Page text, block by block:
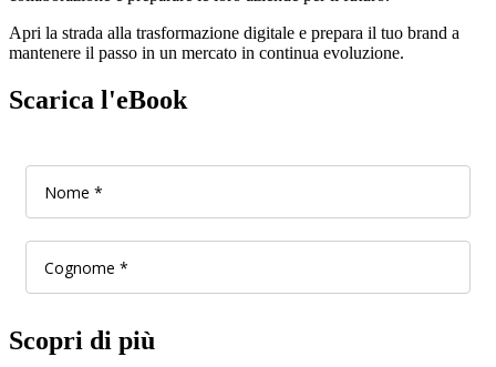
Apri la strada alla trasformazione digitale e prepara il tuo brand a
mantenere il passo in un mercato in continua evoluzione.
Scarica l'eBook
Scopri di più